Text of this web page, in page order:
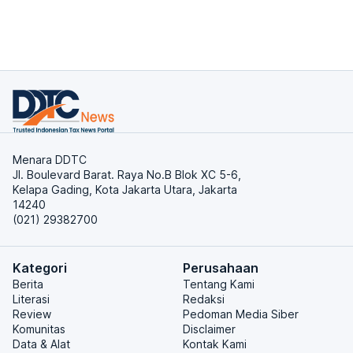
Menara DDTC
Jl. Boulevard Barat. Raya No.B Blok XC 5-6,
Kelapa Gading, Kota Jakarta Utara, Jakarta
14240
(021) 29382700
Kategori
Berita
Literasi
Review
Komunitas
Data & Alat
Perusahaan
Tentang Kami
Redaksi
Pedoman Media Siber
Disclaimer
Kontak Kami